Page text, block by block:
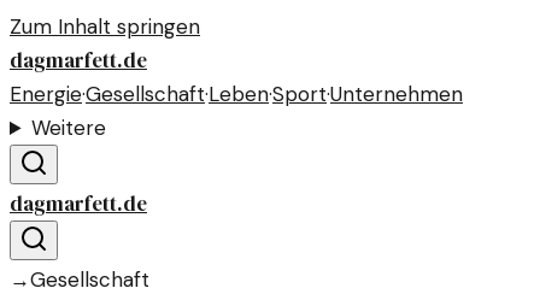
Zum Inhalt springen
dagmarfett.de
Energie·Gesellschaft·Leben·Sport·Unternehmen
Weitere
dagmarfett.de
→Gesellschaft